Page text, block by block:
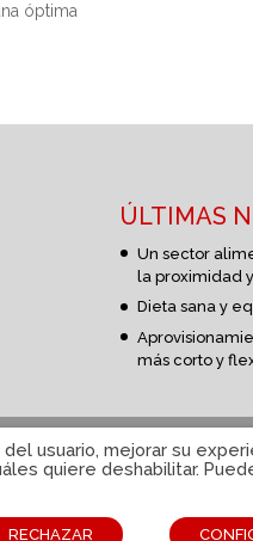
óptima
ÚLTIMAS
Un sector
la proximidad
Dieta sana y
más corto y
usuario, mejorar su
quiere deshabilitar.
RECHAZAR